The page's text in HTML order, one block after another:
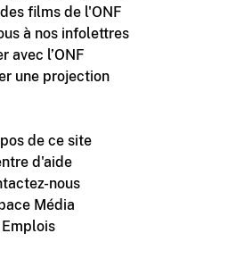
films de l'ONF
à nos infolettres
avec l’ONF
une projection
de ce site
d'aide
nous
Média
Emplois